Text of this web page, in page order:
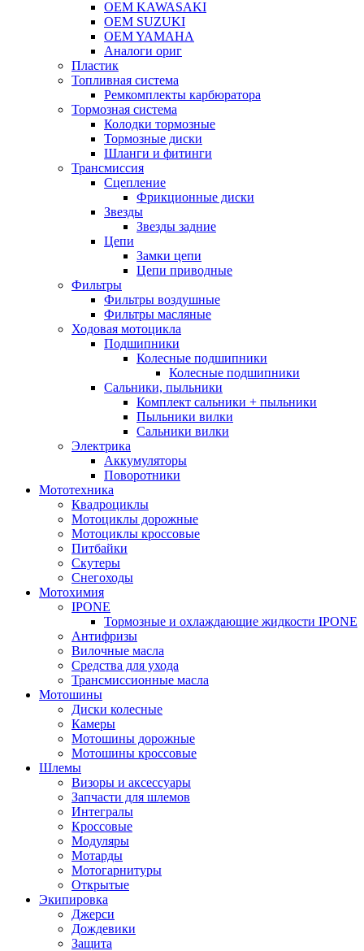
OEM KAWASAKI
OEM SUZUKI
OEM YAMAHA
Аналоги ориг
Пластик
Топливная система
Ремкомплекты карбюратора
Тормозная система
Колодки тормозные
Тормозные диски
Шланги и фитинги
Трансмиссия
Cцепление
Фрикционные диски
Звезды
Звезды задние
Цепи
Замки цепи
Цепи приводные
Фильтры
Фильтры воздушные
Фильтры масляные
Ходовая мотоцикла
Подшипники
Колесные подшипники
Колесные подшипники
Сальники, пыльники
Комплект сальники + пыльники
Пыльники вилки
Сальники вилки
Электрика
Аккумуляторы
Поворотники
Мототехника
Квадроциклы
Мотоциклы дорожные
Мотоциклы кроссовые
Питбайки
Скутеры
Снегоходы
Мотохимия
IPONE
Тормозные и охлаждающие жидкости IPONE
Антифризы
Вилочные масла
Средства для ухода
Трансмиссионные масла
Мотошины
Диски колесные
Камеры
Мотошины дорожные
Мотошины кроссовые
Шлемы
Визоры и аксессуары
Запчасти для шлемов
Интегралы
Кроссовые
Модуляры
Мотарды
Мотогарнитуры
Открытые
Экипировка
Джерси
Дождевики
Защита